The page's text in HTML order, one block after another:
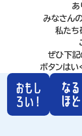
あ
みなさんの
私たち
ぜひ下記
ボタンはい